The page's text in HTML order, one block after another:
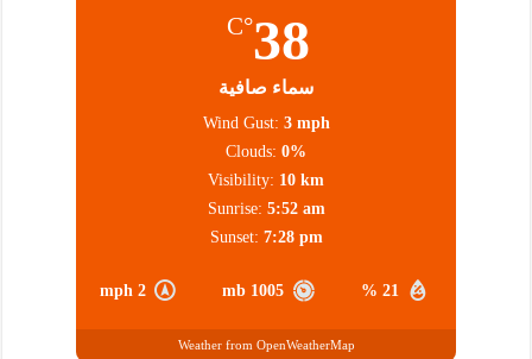
38
°C
سماء صافية
21 %
1005 mb
2 mph
Wind Gust: 3 mph
Clouds: 0%
Visibility: 10 km
Sunrise: 5:52 am
Sunset: 7:28 pm
Weather from OpenWeatherMap